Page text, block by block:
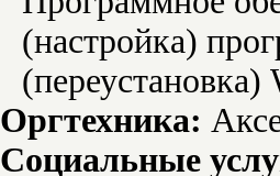
(настройка)
(переустановка)
Оргтехника:
Социальные